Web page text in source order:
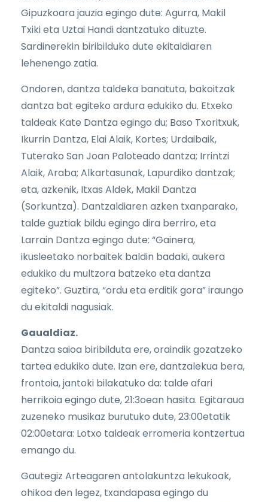
Gipuzkoara jauzia egingo dute: Agurra, Makil
Txiki eta Uztai Handi dantzatuko dituzte.
Sardinerekin biribilduko dute ekitaldiaren
lehenengo zatia.
Ondoren, dantza taldeka banatuta, bakoitzak
dantza bat egiteko ardura edukiko du. Etxeko
taldeak Kate Dantza egingo du; Baso Txoritxuk,
Ikurrin Dantza, Elai Alaik, Kortes; Urdaibaik,
Tuterako San Joan Paloteado dantza; Irrintzi
Alaik, Araba; Alkartasunak, Lapurdiko dantzak;
eta, azkenik, Itxas Aldek, Makil Dantza
(Sorkuntza). Dantzaldiaren azken txanparako,
talde guztiak bildu egingo dira berriro, eta
Larrain Dantza egingo dute: “Gainera,
ikusleetako norbaitek baldin badaki, aukera
edukiko du multzora batzeko eta dantza
egiteko”. Guztira, “ordu eta erditik gora” iraungo
du ekitaldi nagusiak.
Gaualdiaz.
Dantza saioa biribilduta ere, oraindik gozatzeko
tartea edukiko dute. Izan ere, dantzalekua bera,
frontoia, jantoki bilakatuko da: talde afari
herrikoia egingo dute, 21:3oean hasita. Egitaraua
zuzeneko musikaz burutuko dute, 23:00etatik
02:00etara: Lotxo taldeak erromeria kontzertua
emango du.
Gautegiz Arteagaren antolakuntza lekukoak,
ohikoa den legez, txandapasa egingo du